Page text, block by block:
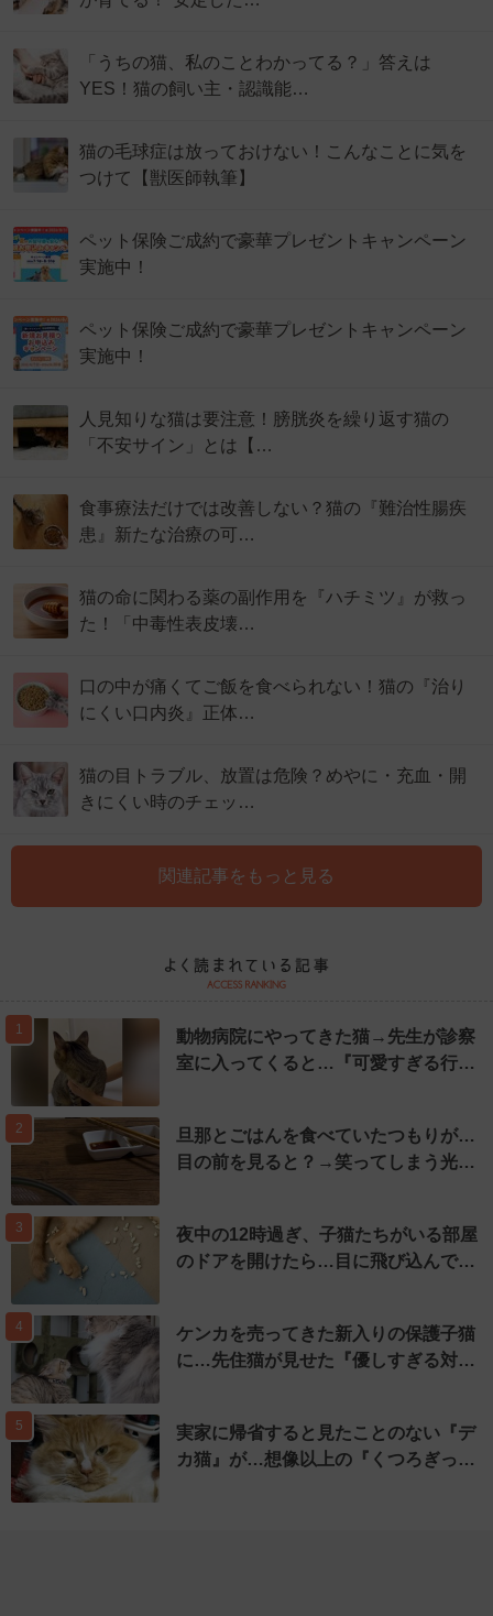
「うちの猫、私のことわかってる？」答えは
YES！猫の飼い主・認識能…
猫の毛球症は放っておけない！こんなことに気を
つけて【獣医師執筆】
ペット保険ご成約で豪華プレゼントキャンペーン
実施中！
ペット保険ご成約で豪華プレゼントキャンペーン
実施中！
人見知りな猫は要注意！膀胱炎を繰り返す猫の
「不安サイン」とは【…
食事療法だけでは改善しない？猫の『難治性腸疾
患』新たな治療の可…
猫の命に関わる薬の副作用を『ハチミツ』が救っ
た！「中毒性表皮壊…
口の中が痛くてご飯を食べられない！猫の『治り
にくい口内炎』正体…
猫の目トラブル、放置は危険？めやに・充血・開
きにくい時のチェッ…
関連記事をもっと見る
1
動物病院にやってきた猫→先生が診察
室に入ってくると…『可愛すぎる行…
2
旦那とごはんを食べていたつもりが…
目の前を見ると？→笑ってしまう光…
3
夜中の12時過ぎ、子猫たちがいる部屋
のドアを開けたら…目に飛び込んで…
4
ケンカを売ってきた新入りの保護子猫
に…先住猫が見せた『優しすぎる対…
5
実家に帰省すると見たことのない『デ
カ猫』が…想像以上の『くつろぎっ…